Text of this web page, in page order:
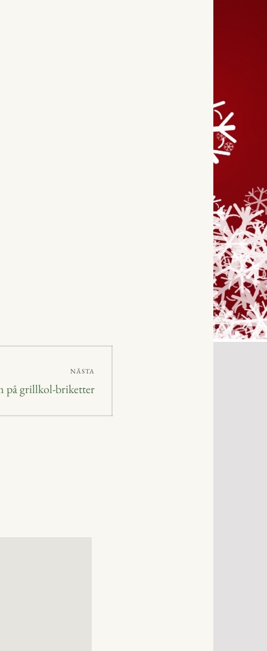
NÄSTA
på grillkol-briketter